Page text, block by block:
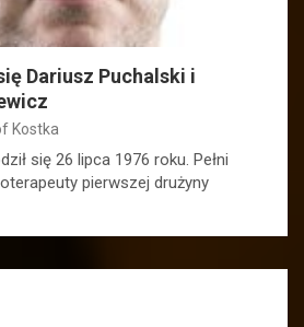
Dariusz Puchalski i
Kostka
się 26 lipca 1976 roku. Pełni
pierwszej drużyny